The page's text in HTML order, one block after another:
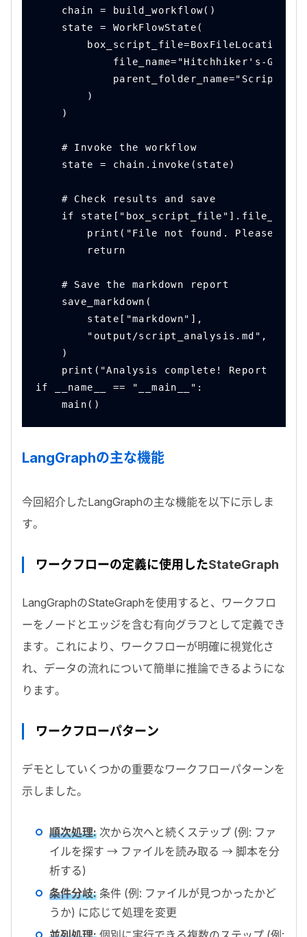
    chain = build_workflow()
    state = WorkFlowState(
        box_script_file=BoxFileLocation(
file_name="Hitchhiker's-
            parent_folder_name="Scripts",
        )
    )
    # Invoke the workflow
    state = chain.invoke(state)
    # Check results and save
if state["box_script_file"].file_id
print("File not found. Please
        return
    # Save the markdown report
    save_markdown(
        state["markdown"],
        "output/script_analysis.md",
    )
print("Analysis complete! Report
if __name__ == "__main__":
    main()
LangGraphの主な機能
今回紹介したLangGraphの主な機能を以下に示しま
す。
ワークフローの定義に使用したStateGraph
LangGraphのStateGraphを使用すると、ワークフロ
ーをノードとエッジを含む有向グラフとして定義でき
ます。これにより、ワークフローが明確に視覚化さ
れ、データの流れについて簡単に推論できるようにな
ります。
ワークフローパターン
デモとしていくつかの重要なワークフローパターンを
示しました。
順次処理: 次から次へと続くステップ (例: ファ
イルを探す → ファイルを読み取る → 脚本を分
析する)
条件分岐: 条件 (例: ファイルが見つかったかど
うか) に応じて処理を変更